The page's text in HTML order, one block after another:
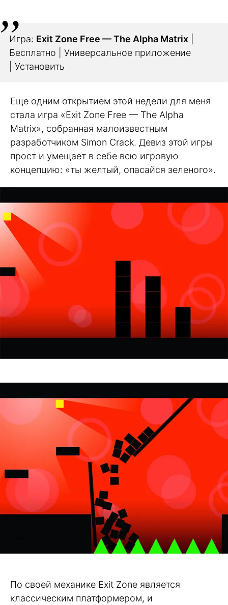
Игра: Exit Zone Free — The Alpha Matrix
Бесплатно | Универсальное приложение
| Установить
Еще одним открытием этой недели для меня
стала игра «Exit Zone Free — The Alpha
Matrix», собранная малоизвестным
разработчиком Simon Crack. Девиз этой игры
прост и умещает в себе всю игровую
концепцию: «ты желтый, опасайся зеленого».
По своей механике Exit Zone является
классическим платформером, и